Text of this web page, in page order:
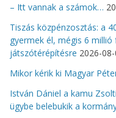
– Itt vannak a számok…
Tiszás közpénzosztás: a
gyermek él, mégis 6
játszótérépítésre 2026-
Mikor kérik ki Magyar
István Dániel a kamu
ügybe belebukik a